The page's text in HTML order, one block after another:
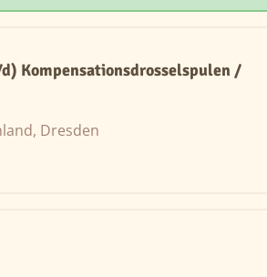
Kompensationsdrosselspulen /
Dresden